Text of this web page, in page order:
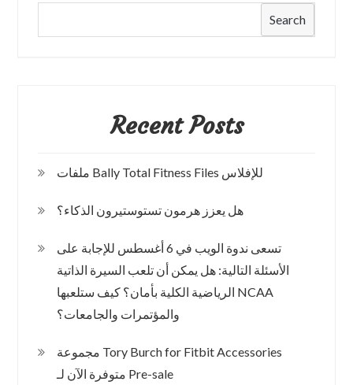
Search
Recent Posts
ملفات Bally Total Fitness Files للإفلاس
هل يعزز هرمون تستوستيرون الذكاء؟
تسعى ندوة الويب في 6 أغسطس للإجابة على
الأسئلة التالية: هل يمكن أن تلعب السيرة الذاتية
الرياضية الكلية بأمان؟ كيف ستلعبها NCAA
والمؤتمرات والجامعات؟
مجموعة Tory Burch for Fitbit Accessories
متوفرة الآن لـ Pre-sale